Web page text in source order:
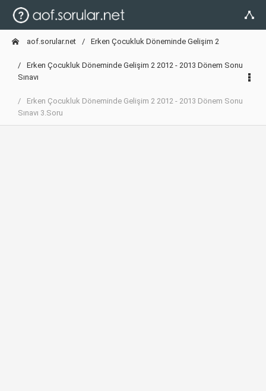
aof.sorular.net Erken Çocukluk Döneminde Gelişim 2
Erken Çocukluk Döneminde Gelişim 2 2012 - 2013 Dönem Sonu
Sınavı
Erken Çocukluk Döneminde Gelişim 2 2012 - 2013 Dönem Sonu
Sınavı 3.Soru